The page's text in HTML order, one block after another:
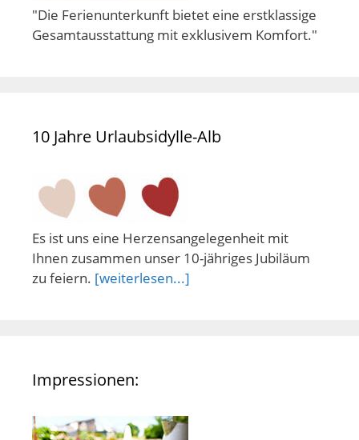
"Die Ferienunterkunft bietet eine erstklassige
Gesamtausstattung mit exklusivem Komfort."
10 Jahre Urlaubsidylle-Alb
Es ist uns eine Herzensangelegenheit mit
Ihnen zusammen unser 10-jähriges Jubiläum
zu feiern. [weiterlesen...]
Impressionen: